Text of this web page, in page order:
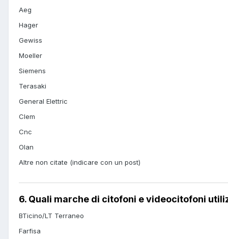
Aeg
Hager
Gewiss
Moeller
Siemens
Terasaki
General Elettric
Clem
Cnc
Olan
Altre non citate (indicare con un post)
6. Quali marche di citofoni e videocitofoni
BTicino/LT Terraneo
Farfisa